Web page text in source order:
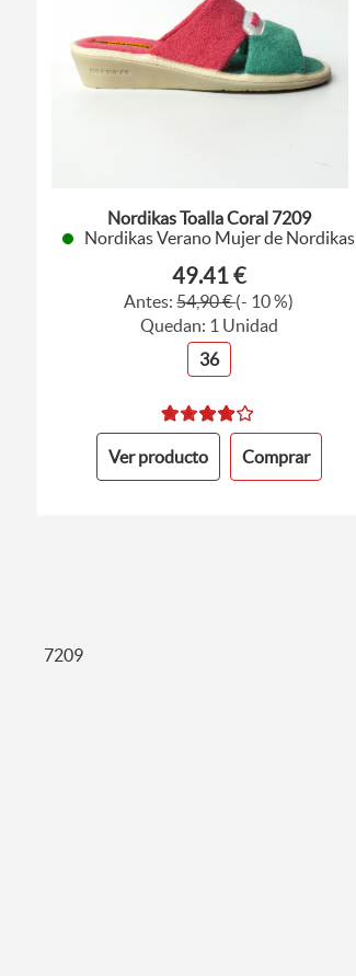
Nordikas Toalla Coral 7209
Nordikas Verano Mujer de Nordikas
49.41 €
Antes:54,90 €(- 10 %)
Quedan: 1 Unidad
36
Ver producto Comprar
7209